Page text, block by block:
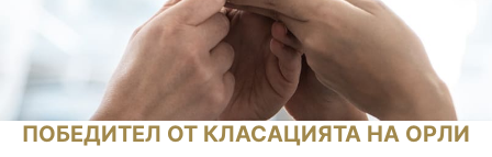
ПОБЕДИТЕЛ ОТ КЛАСАЦИЯТА НА ОРЛИ